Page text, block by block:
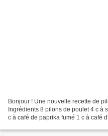
Bonjour ! Une nouvelle recette de
Ingrédients 8 pilons de poulet 4 c à
c à café de paprika fumé 1 c à café